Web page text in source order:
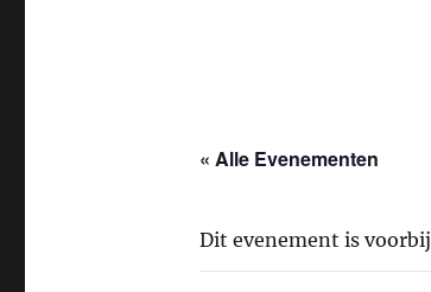
« Alle Evenementen
Dit evenement is